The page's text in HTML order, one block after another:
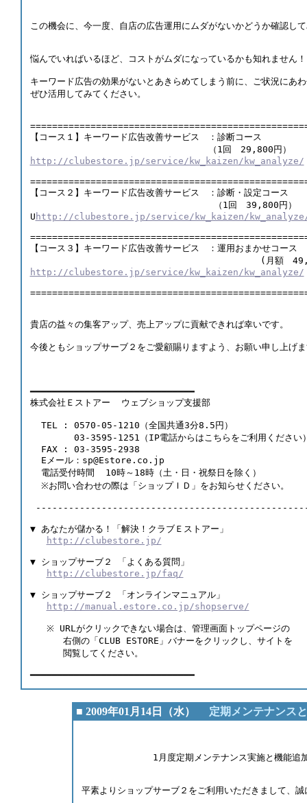
この機会に、今一度、自店の広告運用にムダがないかどうか確認し
悩んでいればいるほど、コストがムダになっているかも知れません
キーワード広告の効果がないとあきらめてしまう前に、ご状況にあ
ぜひ活用してみてください。
【コース１】キーワード広告改善サービス　：診断コース
（1回　29,800円）
http://clubestore.jp/service/kw_kaizen/kw_analyze/
【コース２】キーワード広告改善サービス　：診断・設定コース
（1回　39,800円）
U http://clubestore.jp/service/kw_kaizen/
【コース３】キーワード広告改善サービス　：運用おまかせコース
(月額　
http://clubestore.jp/service/kw_kaizen/kw_analyze/
貴店の益々の集客アップ、売上アップに貢献できれば幸いです。
今後ともショップサーブ２をご
━━━━━━━━━━━━━━━━━━━━━━━━━━━━━━
株式会社Ｅストアー  ウェブショップ支援部
  TEL : 0570-05-1210（全国共通3分8.5円）
03-3595-1251（IP電話からはこちらをご利用くださ
  FAX : 03-3595-2938
  Eメール：sp@Estore.co.jp
  電話受付時間  10時～18時（土・日・祝祭日を除く）
  ※お問い合わせの際は「ショップＩＤ」をお知らせください。
▼ あなたが儲かる！「解決！クラブＥストアー」
http://clubestore.jp/
▼ ショップサーブ２ 「よくある質問」
http://clubestore.jp/faq/
▼ ショップサーブ２ 「オンラインマニュアル」
http://manual.estore.co.jp/shopserve/
   ※ URLがクリックできない場合は、管理画面トップページの
      右側の「CLUB ESTORE」バナーをクリックし、サイトを
      閲覧してください。
━━━━━━━━━━━━━━━━━━━━━━━━━━━━━━
■ 2009年01月14日（水） 定期メンテナンス
1月度定期メンテナンス実施と機能追
平素よりショップサーブ２をご利用いただきまして、